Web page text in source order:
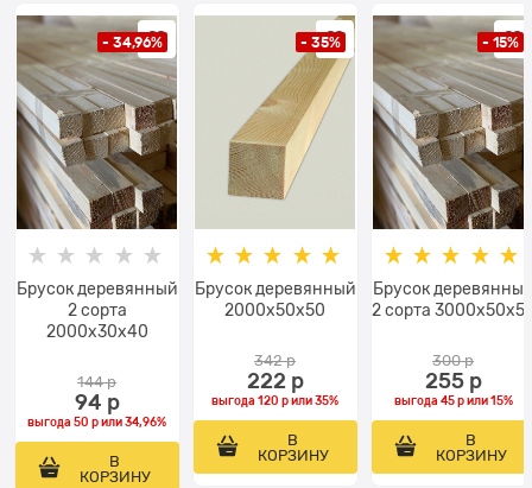
- 34,96%
Брусок деревянный
2 сорта
2000x30х40
144 р
94 р
выгода50 рили34,96%
В
КОРЗИНУ
- 35%
Брусок деревянный
2000x50х50
342 р
222 р
выгода120 рили35%
В
КОРЗИНУ
- 15%
Брусок
2 сорта
300 р
255 р
выгода 45 рили15%
В
КОРЗИНУ